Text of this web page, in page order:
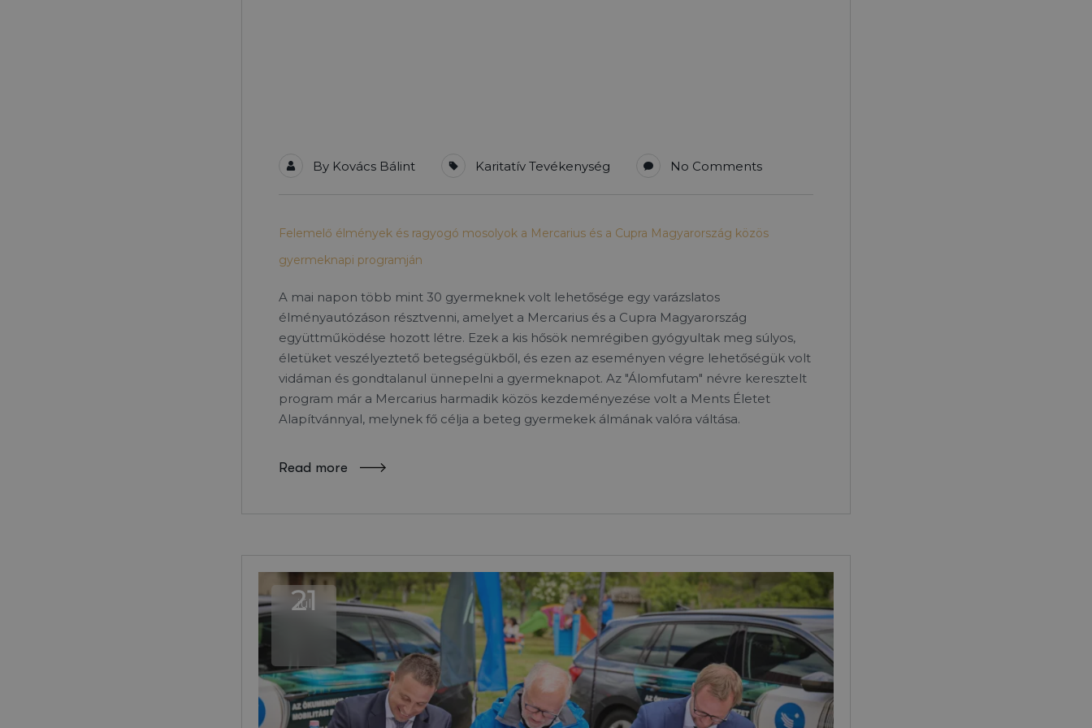
By Kovács Bálint Karitatív Tevékenység No Comments
Felemelő élmények és ragyogó mosolyok a Mercarius és a Cupra Magyarország közös
gyermeknapi programján
A mai napon több mint 30 gyermeknek volt lehetősége egy varázslatos
élményautózáson résztvenni, amelyet a Mercarius és a Cupra Magyarország
együttműködése hozott létre. Ezek a kis hősök nemrégiben gyógyultak meg súlyos,
életüket veszélyeztető betegségükből, és ezen az eseményen végre lehetőségük volt
vidáman és gondtalanul ünnepelni a gyermeknapot. Az "Álomfutam" névre keresztelt
program már a Mercarius harmadik közös kezdeményezése volt a Ments Életet
Alapítvánnyal, melynek fő célja a beteg gyermekek álmának valóra váltása.
Read more
21
júl